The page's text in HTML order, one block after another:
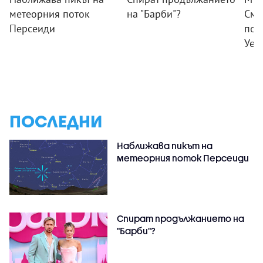
метеорния поток
Персеиди
на "Барби"?
ПОСЛЕДНИ
Наближава пикът на
метеорния поток Персеиди
Спират продължанието на
"Барби"?